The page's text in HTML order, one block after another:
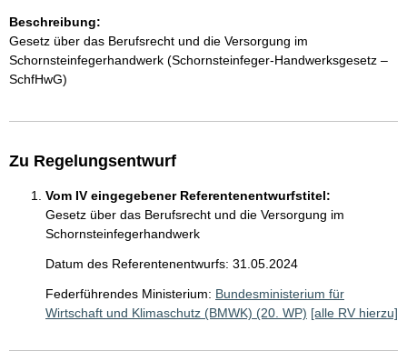
Beschreibung:
Gesetz über das Berufsrecht und die Versorgung im
Schornsteinfegerhandwerk (Schornsteinfeger-Handwerksgesetz –
SchfHwG)
Zu Regelungsentwurf
Vom IV eingegebener Referentenentwurfstitel:
Gesetz über das Berufsrecht und die Versorgung im
Schornsteinfegerhandwerk
Datum des Referentenentwurfs: 31.05.2024
Federführendes Ministerium: Bundesministerium für
Wirtschaft und Klimaschutz (BMWK) (20. WP) [alle RV hierzu]